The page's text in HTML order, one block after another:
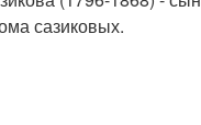
сазиковых.